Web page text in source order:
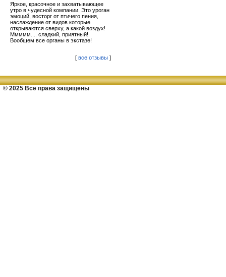
Яркое, красочное и захватывающее
утро в чудесной компании. Это уроган
эмоций, восторг от птичего пения,
наслаждение от видов которые
открываются сверху, а какой воздух!
Ммммм.... сладкий, приятный!
Вообщем все органы в экстазе!
[ все отзывы ]
© 2025 Все права защищены